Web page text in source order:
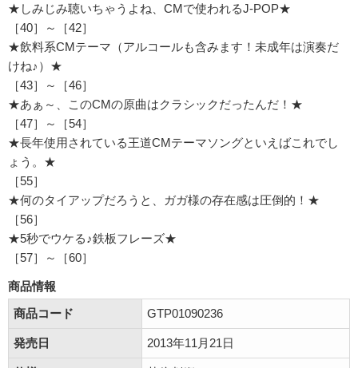
★しみじみ聴いちゃうよね、CMで使われるJ-POP★
［40］～［42］
★飲料系CMテーマ（アルコールも含みます！未成年は演奏だ
けね♪）★
［43］～［46］
★あぁ～、このCMの原曲はクラシックだったんだ！★
［47］～［54］
★長年使用されている王道CMテーマソングといえばこれでし
ょう。★
［55］
★何のタイアップだろうと、ガガ様の存在感は圧倒的！★
［56］
★5秒でウケる♪鉄板フレーズ★
［57］～［60］
商品情報
商品コード
GTP01090236
発売日 2013年11月21日